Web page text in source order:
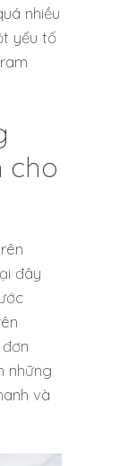
nhiều
yếu tố
cho
đây
những
và